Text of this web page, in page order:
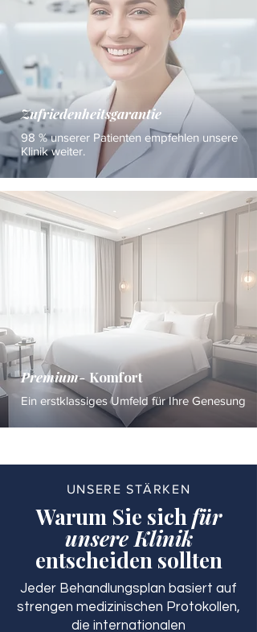
Zufriedenheitsgarantie
98 % unserer Patienten empfehlen unsere
Klinik weiter.
Premium-Komfort
Ein erstklassiges Umfeld für Ihre Genesung
UNSERE STÄRKEN
Warum Sie sichfür
unsere Klinik
entscheiden sollten
Jeder Behandlungsplan basiert auf
strengen medizinischen Protokollen,
die internationalen